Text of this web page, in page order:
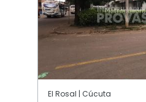
El Rosal | Cúcuta